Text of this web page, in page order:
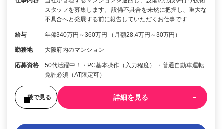
スタッフを募集します。 設備不具合を未然に把握し、重大な
不具合へと発展する前に報告していただくお仕事です…
給与 年俸340万円～360万円 （月額28.4万円～30万円）
勤務地 大阪府内のマンション
応募資格
50代活躍中！・PC基本操作（入力程度） ・普通自動車運転
免許必須（AT限定可）
後で見る 詳細を見る